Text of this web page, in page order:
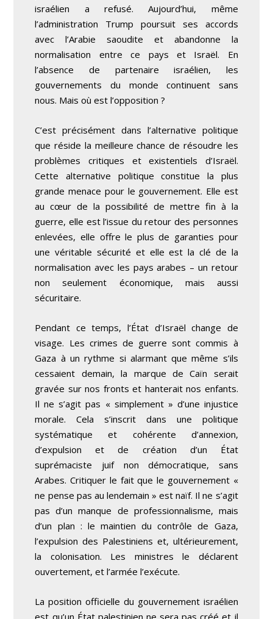
israélien a refusé. Aujourd’hui, même
l’administration Trump poursuit ses accords
avec l’Arabie saoudite et abandonne la
normalisation entre ce pays et Israël. En
l’absence de partenaire israélien, les
gouvernements du monde continuent sans
nous. Mais où est l’opposition ?
C’est précisément dans l’alternative politique
que réside la meilleure chance de résoudre les
problèmes critiques et existentiels d’Israël.
Cette alternative politique constitue la plus
grande menace pour le gouvernement. Elle est
au cœur de la possibilité de mettre fin à la
guerre, elle est l’issue du retour des personnes
enlevées, elle offre le plus de garanties pour
une véritable sécurité et elle est la clé de la
normalisation avec les pays arabes – un retour
non seulement économique, mais aussi
sécuritaire.
Pendant ce temps, l’État d’Israël change de
visage. Les crimes de guerre sont commis à
Gaza à un rythme si alarmant que même s’ils
cessaient demain, la marque de Caïn serait
gravée sur nos fronts et hanterait nos enfants.
Il ne s’agit pas « simplement » d’une injustice
morale. Cela s’inscrit dans une politique
systématique et cohérente d’annexion,
d’expulsion et de création d’un État
suprémaciste juif non démocratique, sans
Arabes. Critiquer le fait que le gouvernement «
ne pense pas au lendemain » est naïf. Il ne s’agit
pas d’un manque de professionnalisme, mais
d’un plan : le maintien du contrôle de Gaza,
l’expulsion des Palestiniens et, ultérieurement,
la colonisation. Les ministres le déclarent
ouvertement, et l’armée l’exécute.
La position officielle du gouvernement israélien
est qu’un État palestinien ne sera pas créé et il